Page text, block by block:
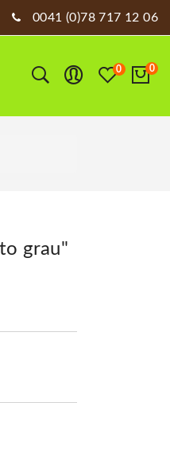
0041 (0)78 717 12 06
0 0
grau"